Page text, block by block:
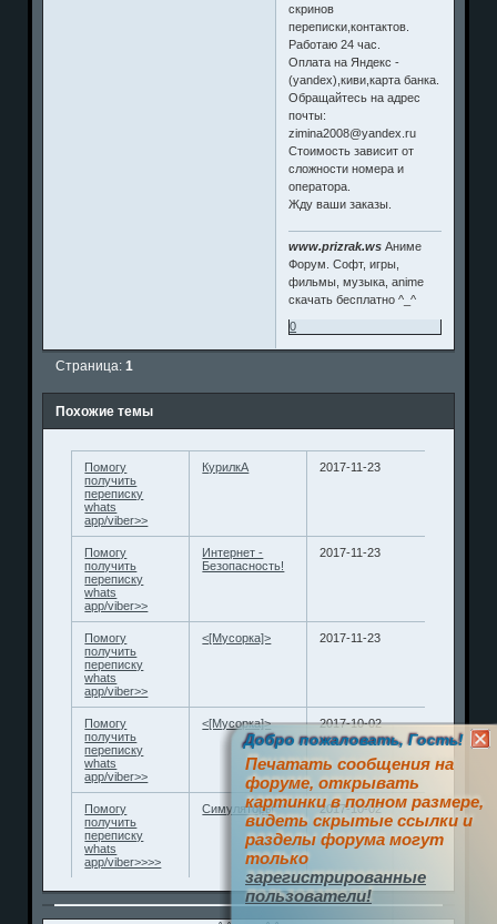
скринов
переписки,контактов.
Работаю 24 час.
Оплата на Яндекс -
(yandex),киви,карта банка.
Обращайтесь на адрес
почты:
zimina2008@yandex.ru
Стоимость зависит от
сложности номера и
оператора.
Жду ваши заказы.
www.prizrak.ws Аниме
Форум. Софт, игры,
фильмы, музыка, anime
скачать бесплатно ^_^
0
Страница:1
Похожие темы
Помогу
получить
переписку
whats
app/viber>>
КурилкА 2017-11-23
Помогу
получить
переписку
whats
app/viber>>
Интернет -
Безопасность!
2017-11-23
Помогу
получить
переписку
whats
app/viber>>
<[Мусорка]> 2017-11-23
Помогу
получить
переписку
whats
app/viber>>
<[Мусорка]> 2017-10-02
Помогу
получить
переписку
whats
app/viber>>>>
Симуляторы 2017-10-02
Добро пожаловать, Гость!
Печатать сообщения на
форуме, открывать
картинки в полном размере,
видеть скрытые ссылки и
разделы форума могут
только
зарегистрированные
пользователи!